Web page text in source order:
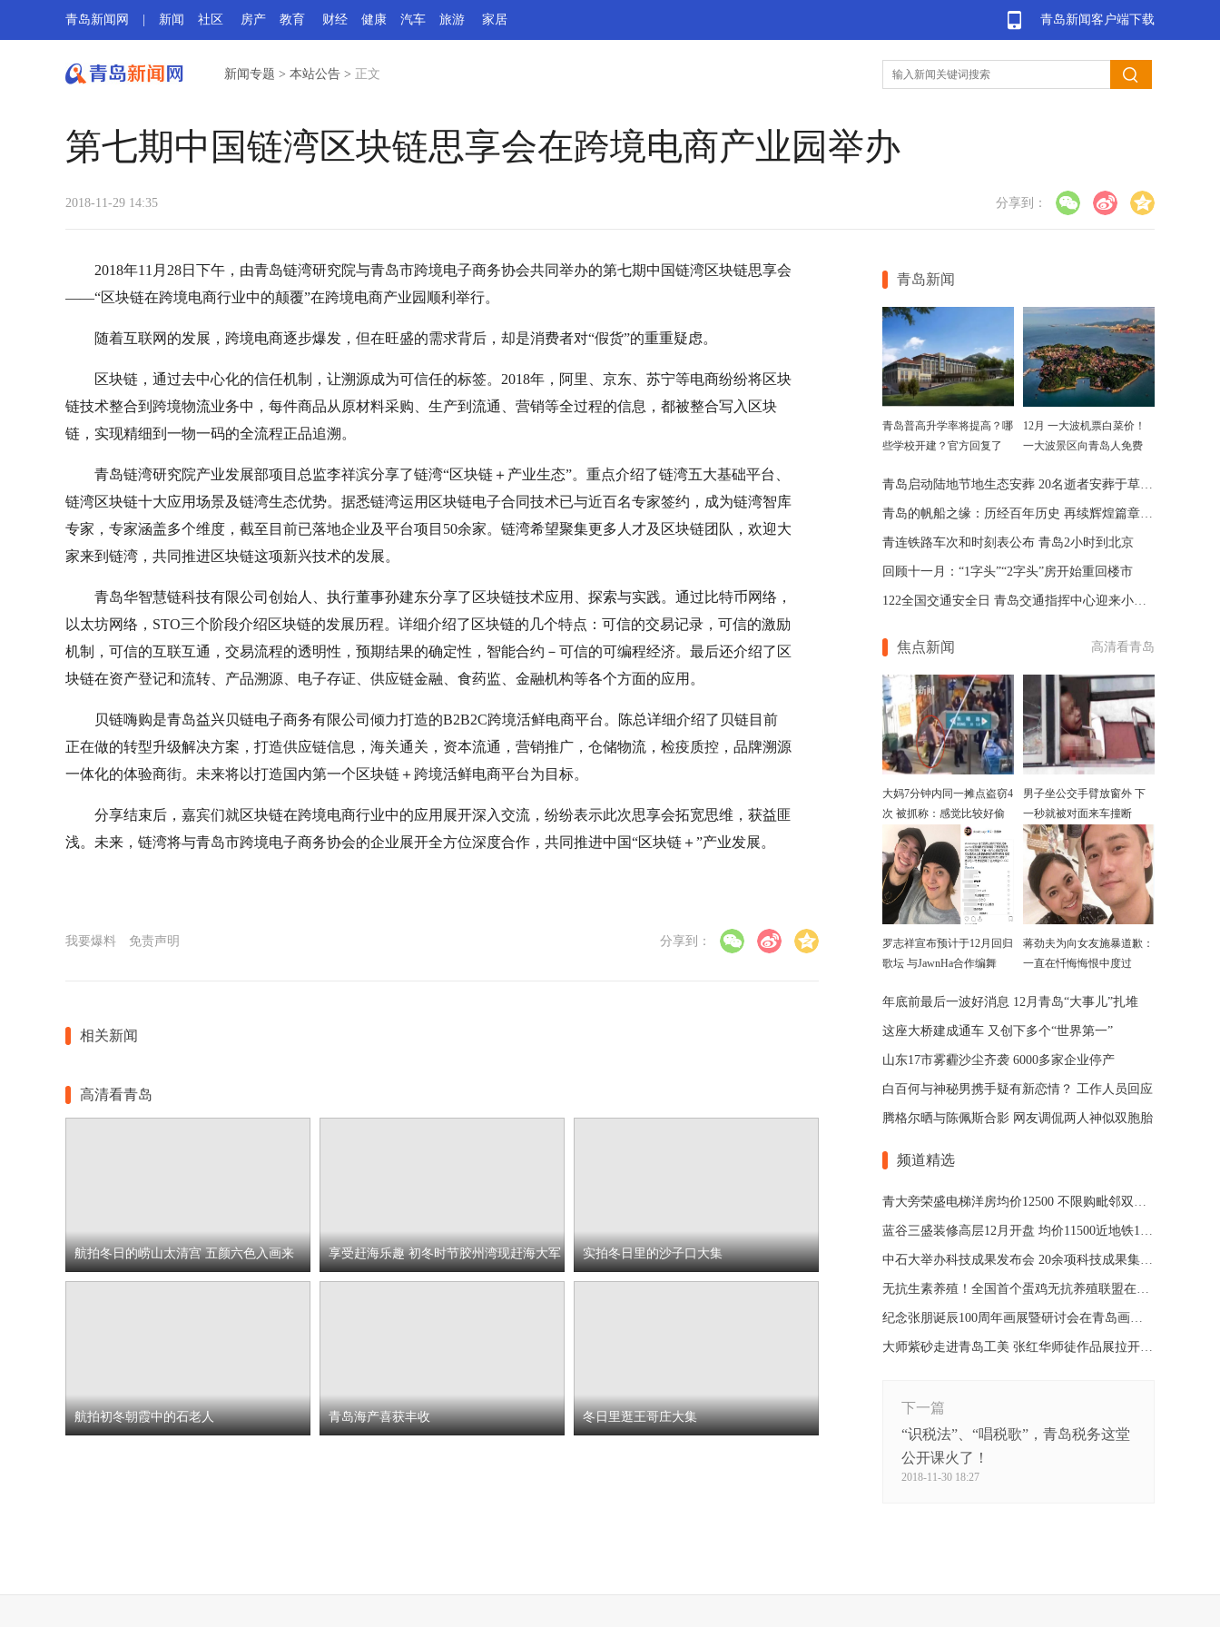
青岛新闻客户端下载
青岛新闻网 新闻 社区 房产 教育 财经 健康 汽车 旅游 家居
新闻专题 > 本站公告 > 正文
第七期中国链湾区块链思享会在跨境电商产业园举办
2018-11-29 14:35 分享到：
2018年11月28日下午，由青岛链湾研究院与青岛市跨境电子商务协会共同举办的第七期中国链湾区块链思享会
——“区块链在跨境电商行业中的颠覆”在跨境电商产业园顺利举行。
随着互联网的发展，跨境电商逐步爆发，但在旺盛的需求背后，却是消费者对“假货”的重重疑虑。
区块链，通过去中心化的信任机制，让溯源成为可信任的标签。2018年，阿里、京东、苏宁等电商纷纷将区块
链技术整合到跨境物流业务中，每件商品从原材料采购、生产到流通、营销等全过程的信息，都被整合写入区块
链，实现精细到一物一码的全流程正品追溯。
青岛链湾研究院产业发展部项目总监李祥滨分享了链湾“区块链＋产业生态”。重点介绍了链湾五大基础平台、
链湾区块链十大应用场景及链湾生态优势。据悉链湾运用区块链电子合同技术已与近百名专家签约，成为链湾智库
专家，专家涵盖多个维度，截至目前已落地企业及平台项目50余家。链湾希望聚集更多人才及区块链团队，欢迎大
家来到链湾，共同推进区块链这项新兴技术的发展。
青岛华智慧链科技有限公司创始人、执行董事孙建东分享了区块链技术应用、探索与实践。通过比特币网络，
以太坊网络，STO三个阶段介绍区块链的发展历程。详细介绍了区块链的几个特点：可信的交易记录，可信的激励
机制，可信的互联互通，交易流程的透明性，预期结果的确定性，智能合约－可信的可编程经济。最后还介绍了区
块链在资产登记和流转、产品溯源、电子存证、供应链金融、食药监、金融机构等各个方面的应用。
贝链嗨购是青岛益兴贝链电子商务有限公司倾力打造的B2B2C跨境活鲜电商平台。陈总详细介绍了贝链目前
正在做的转型升级解决方案，打造供应链信息，海关通关，资本流通，营销推广，仓储物流，检疫质控，品牌溯源
一体化的体验商街。未来将以打造国内第一个区块链＋跨境活鲜电商平台为目标。
分享结束后，嘉宾们就区块链在跨境电商行业中的应用展开深入交流，纷纷表示此次思享会拓宽思维，获益匪
浅。未来，链湾将与青岛市跨境电子商务协会的企业展开全方位深度合作，共同推进中国“区块链＋”产业发展。
我要爆料 免责声明 分享到：
相关新闻
高清看青岛
航拍冬日的崂山太清宫 五颜六色入画来 享受赶海乐趣 初冬时节胶州湾现赶海大军 实拍冬日里的沙子口大集
航拍初冬朝霞中的石老人 青岛海产喜获丰收 冬日里逛王哥庄大集
青岛新闻
青岛普高升学率将提高？哪
些学校开建？官方回复了
12月 一大波机票白菜价！
一大波景区向青岛人免费
青岛启动陆地节地生态安葬 20名逝者安葬于草木之间
青岛的帆船之缘：历经百年历史 再续辉煌篇章(图)
青连铁路车次和时刻表公布 青岛2小时到北京
回顾十一月：“1字头”“2字头”房开始重回楼市
122全国交通安全日 青岛交通指挥中心迎来小客人
焦点新闻 高清看青岛
大妈7分钟内同一摊点盗窃4
次 被抓称：感觉比较好偷
男子坐公交手臂放窗外 下
一秒就被对面来车撞断
罗志祥宣布预计于12月回归
歌坛 与JawnHa合作编舞
蒋劲夫为向女友施暴道歉：
一直在忏悔悔恨中度过
年底前最后一波好消息 12月青岛“大事儿”扎堆
这座大桥建成通车 又创下多个“世界第一”
山东17市雾霾沙尘齐袭 6000多家企业停产
白百何与神秘男携手疑有新恋情？ 工作人员回应
腾格尔晒与陈佩斯合影 网友调侃两人神似双胞胎
频道精选
青大旁荣盛电梯洋房均价12500 不限购毗邻双地铁
蓝谷三盛装修高层12月开盘 均价11500近地铁11号线
中石大举办科技成果发布会 20余项科技成果集中发布
无抗生素养殖！全国首个蛋鸡无抗养殖联盟在青成立
纪念张朋诞辰100周年画展暨研讨会在青岛画院举办
大师紫砂走进青岛工美 张红华师徒作品展拉开帷幕
下一篇
“识税法”、“唱税歌”，青岛税务这堂
公开课火了！
2018-11-30 18:27